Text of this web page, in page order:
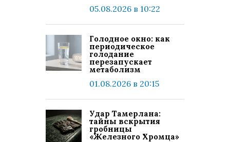
05.08.2026 в 10:22
Голодное окно: как
периодическое
голодание
перезапускает
метаболизм
01.08.2026 в 20:15
Удар Тамерлана:
тайны вскрытия
гробницы
«Железного Хромца»